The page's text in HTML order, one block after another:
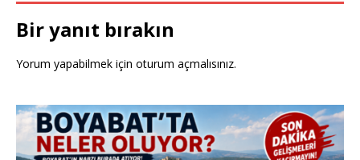
Bir yanıt bırakın
Yorum yapabilmek için oturum açmalısınız.